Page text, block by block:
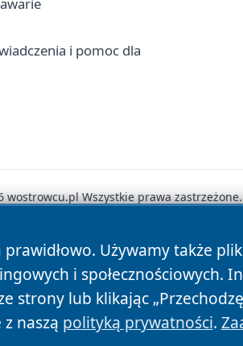
i pomoc dla
prawidłowo. Używamy także
i społecznościowych.
strony lub klikając
naszą polityką prywatności.
wostrowcu.pl Wszystkie prawa zastrzeżone.
Polityka Prywatności Polityka